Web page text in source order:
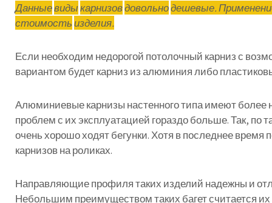
Данныевидыкарнизовдовольнодешевые.
стоимостьизделия.
Если необходим недорогой потолочный карнизс
вариантом будеткарниз изалюминиялибо
Алюминиевыекарнизы настенноготипаимеютболее
проблемс ихэксплуатацией гораздобольше.Так, по
оченьхорошоходятбегунки.Хотя впоследнеевремя
карнизовнароликах.
Направляющиепрофилятаких изделий надежны и
Небольшим преимуществомтаких багетсчитается их